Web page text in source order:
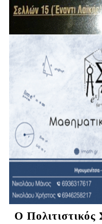
Ο Πολιτιστικός